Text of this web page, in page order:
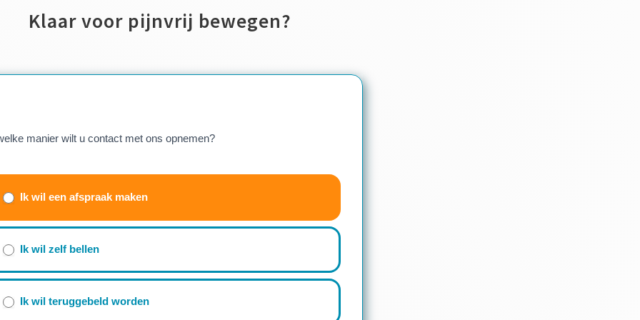
Klaar voor pijnvrij bewegen?
manier wilt u contact met ons opnemen?
Ik wil een afspraak maken
Ik wil zelf bellen
Ik wil teruggebeld worden